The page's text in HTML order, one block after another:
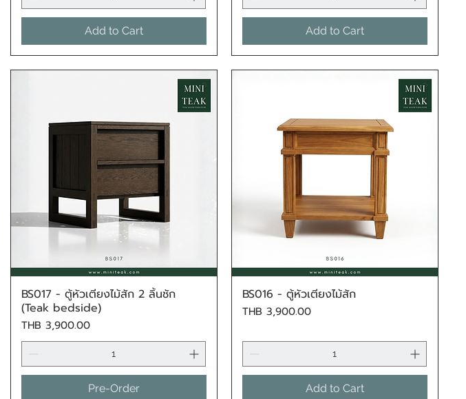
Add to Cart Add to Cart
Quick View
BS017 - ตู้หัวเตียงไม้สัก 2 ลิ้นชัก
(Teak bedside)
Price
THB 3,900.00
Pre-Order
Quick View
BS016 - ตู้หัวเตียงไม้สัก
Price
THB 3,900.00
Add to Cart